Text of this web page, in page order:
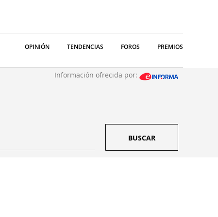
OPINIÓN TENDENCIAS FOROS PREMIOS
Información ofrecida por:
BUSCAR